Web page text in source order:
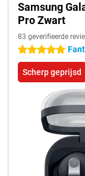
Samsung
Pro Zwart
83 geverifieerde
5 sterren
Scherp geprijsd